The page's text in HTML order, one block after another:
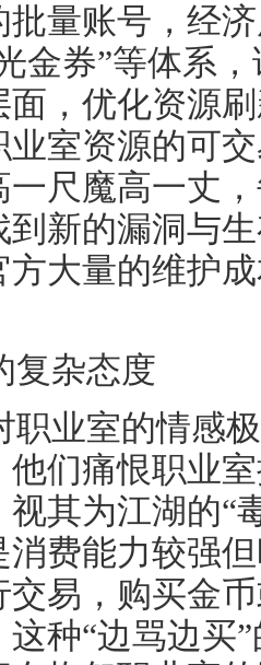
批量账号，经
金券”等体系
面，优化资源
业室资源的可
一尺魔高一丈
到新的漏洞与
方大量的维护
复杂态度
职业室的情感
他们痛恨职业
其为江湖的“
消费能力较强
交易，购买金
种“边骂边买